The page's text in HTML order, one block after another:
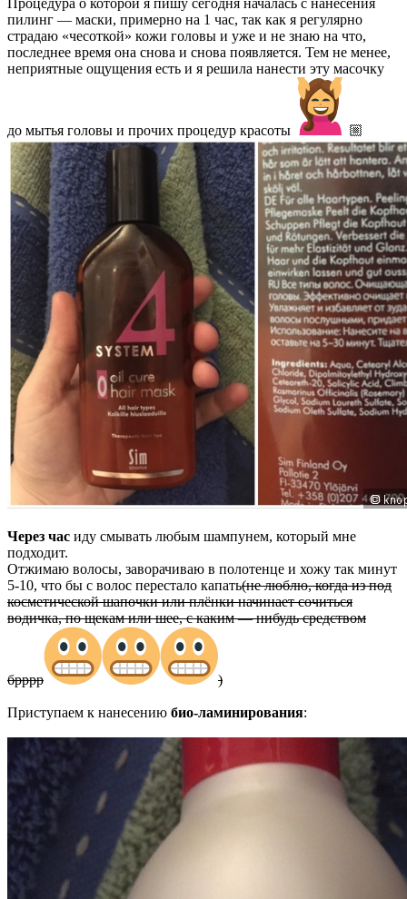
пилинг — маски, примерно на 1 час, так как я регулярно
страдаю «чесоткой» кожи головы и уже и не знаю на что,
последнее время она снова и снова появляется. Тем не менее,
неприятные ощущения есть и я решила нанести эту масочку
до мытья головы и прочих процедур красоты 🏼
Через час иду смывать любым шампунем, который мне
подходит.
Отжимаю волосы, заворачиваю в полотенце и хожу так минут
5-10, что бы с волос перестало капать(не люблю, когда из под
косметической шапочки или плёнки начинает сочиться
водичка, по щекам или шее, с каким — нибудь средством
брррр )
Приступаем к нанесению био-ламинирования: